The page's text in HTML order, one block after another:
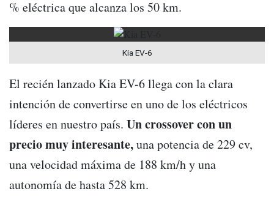
% eléctrica que alcanza los 50 km.
Kia EV-6
El recién lanzado Kia EV-6 llega con la clara
intención de convertirse en uno de los eléctricos
líderes en nuestro país. Un crossover con un
precio muy interesante,una potencia de 229 cv,
una velocidad máxima de 188 km/h y una
autonomía de hasta 528 km.